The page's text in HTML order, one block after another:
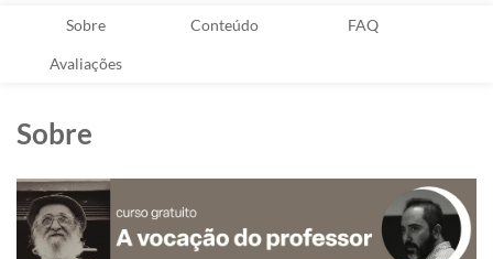
Sobre Conteúdo FAQ
Avaliações
Sobre